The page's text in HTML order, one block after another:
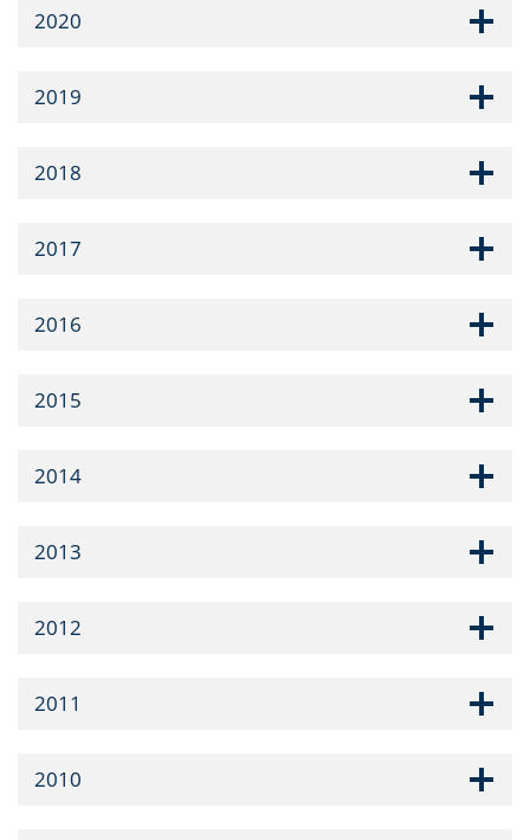
2020
2019
2018
2017
2016
2015
2014
2013
2012
2011
2010